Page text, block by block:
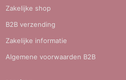
Zakelijke shop
B2B verzending
Zakelijke informatie
Algemene voorwaarden B2B